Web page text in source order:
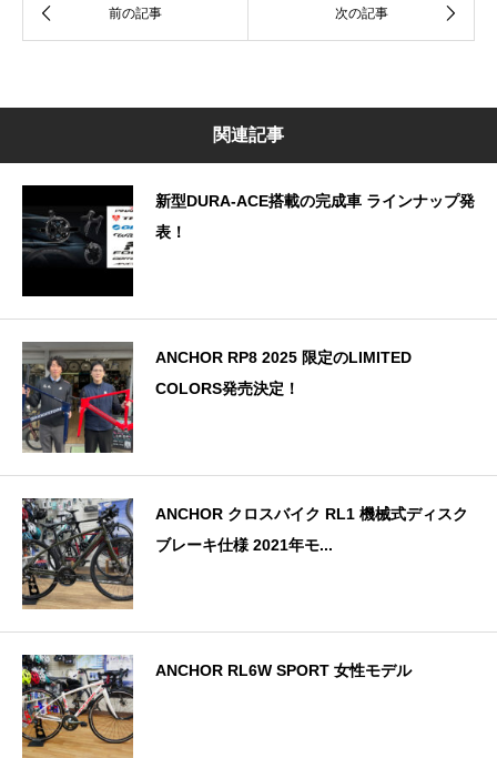
関連記事
新型DURA-ACE搭載の完成車 ラインナップ発
表！
ANCHOR RP8 2025 限定のLIMITED
COLORS発売決定！
ANCHOR クロスバイク RL1 機械式ディスク
ブレーキ仕様 2021年モ...
ANCHOR RL6W SPORT 女性モデル